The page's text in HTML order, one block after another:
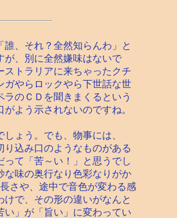
、それ？全然知らんわ」と
が、別に全然嫌味はないで
トラリアに来ちゃったクチ
ガやらロックやら下世話な世
のＣＤを聞きまくるという
よう示されないのですね。
ょう。でも、物事には、
り込み口のようなものがある
て「苦～い！」と思うでし
な味の奥行なり色彩なりがか
さや、途中で音色が変わる感
で、その形の違いがなんと
」が「旨い」に変わってい